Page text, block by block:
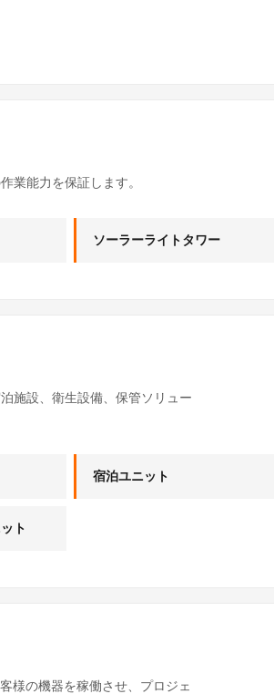
業能力を保証します。
ソーラーライトタワー
施設、衛生設備、保管ソリュー
宿泊ユニット
ト
様の機器を稼働させ、プロジェ